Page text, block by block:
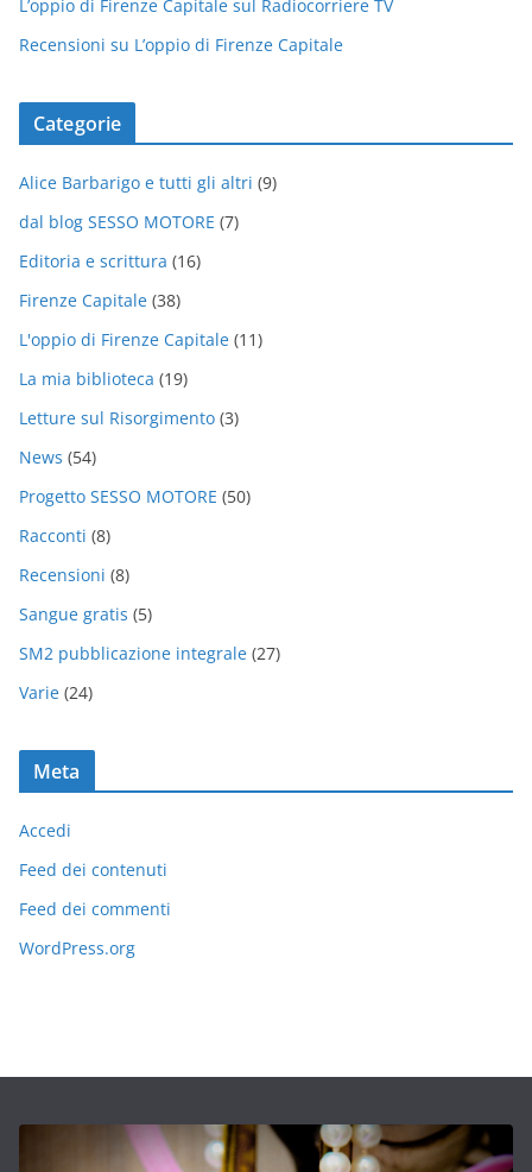
L’oppio di Firenze Capitale sul Radiocorriere TV
Recensioni su L’oppio di Firenze Capitale
Categorie
Alice Barbarigo e tutti gli altri (9)
dal blog SESSO MOTORE (7)
Editoria e scrittura (16)
Firenze Capitale (38)
L'oppio di Firenze Capitale (11)
La mia biblioteca (19)
Letture sul Risorgimento (3)
News (54)
Progetto SESSO MOTORE (50)
Racconti (8)
Recensioni (8)
Sangue gratis (5)
SM2 pubblicazione integrale (27)
Varie (24)
Meta
Accedi
Feed dei contenuti
Feed dei commenti
WordPress.org